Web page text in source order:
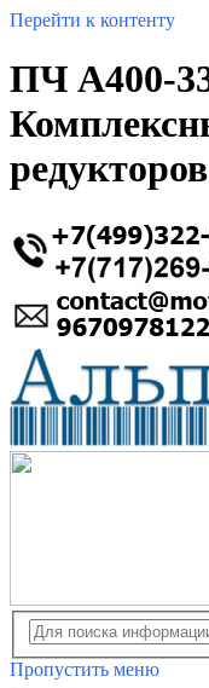
Перейти к контенту
ПЧ A400-
Пропустить меню